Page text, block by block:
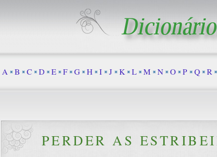
PERDER AS
A B C D E F G H I J K L M N O P Q R